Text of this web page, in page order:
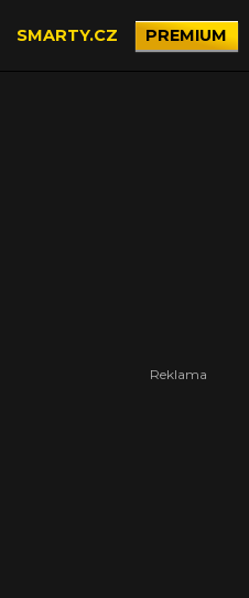
SMARTY.CZ PREMIUM